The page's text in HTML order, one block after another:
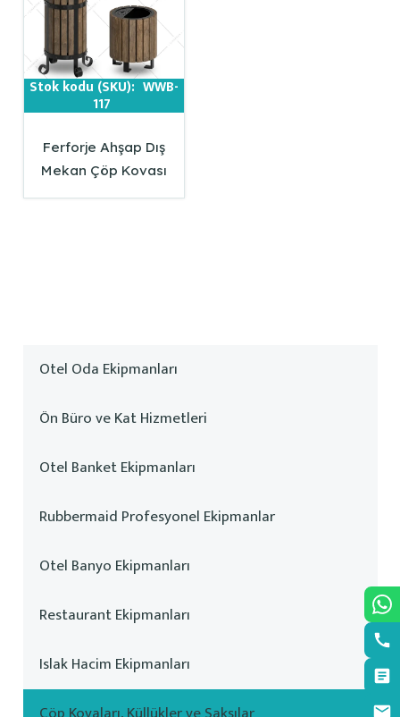
Stok kodu (SKU): WWB-
117
Ferforje Ahşap Dış
Mekan Çöp Kovası
Otel Oda Ekipmanları
Ön Büro ve Kat Hizmetleri
Otel Banket Ekipmanları
Rubbermaid Profesyonel Ekipmanlar
Otel Banyo Ekipmanları
Restaurant Ekipmanları
Islak Hacim Ekipmanları